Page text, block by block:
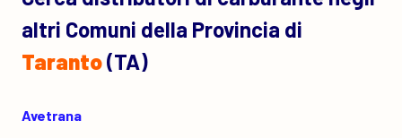
altri Comuni della Provincia di
Taranto(TA)
Avetrana